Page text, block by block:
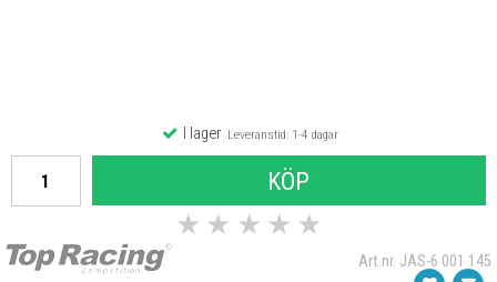
I lagerLeveranstid: 1-4 dagar
KÖP
★ ★ ★ ★ ★
Art.nr. JAS-6 001 145